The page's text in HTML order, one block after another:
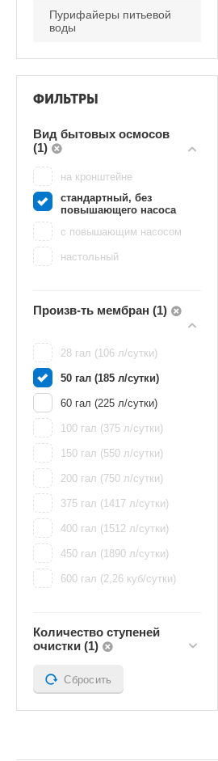
Пурифайеры питьевой
воды
ФИЛЬТРЫ
Вид бытовых осмосов
(1)
на кронштейне
стандартный, без
повышающего насоса
с повышающим насосом
настольный
Произв-ть мембран (1)
28 гал (106 л/сутки)
50 гал (185 л/сутки)
60 гал (225 л/сутки)
100 гал (375 л/сутки)
150 гал (550 л/сутки)
200 гал (750 л/сутки)
375 гал (1417 л/сутки)
400 гал (1512 л/сутки)
450 гал (1890 л/сутки)
600 гал (2,26 куб/сутки)
Количество ступеней
очистки (1)
Сбросить